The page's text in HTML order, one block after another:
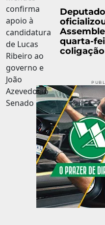
quarta-
coligação